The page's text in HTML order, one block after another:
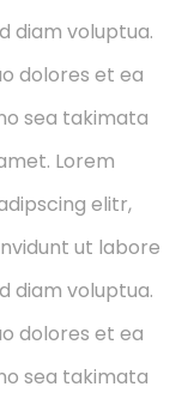
diam voluptua.
dolores et ea
sea takimata
Lorem
elitr,
ut labore
diam voluptua.
dolores et ea
sea takimata